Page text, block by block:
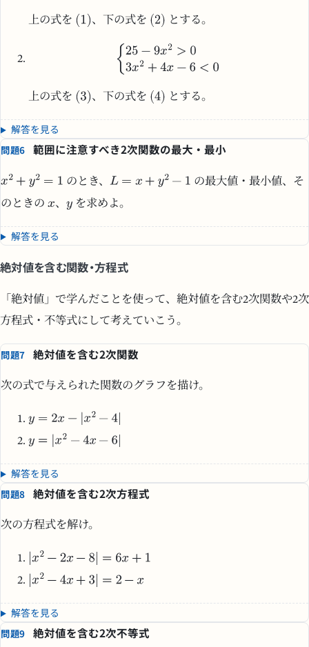
上の式を 、下の式を とする。
上の式を 、下の式を とする。
解答を見る
問題6
範囲に注意すべき2次関数の最大・最小
のとき、
の最大値・最小値、そ
のときの
、 を求めよ。
解答を見る
絶対値を含む関数・方程式
「絶対値」で学んだことを使って、絶対値を含む2次関数や2次
方程式・不等式にして考えていこう。
問題7 絶対値を含む2次関数
次の式で与えられた関数のグラフを描け。
解答を見る
問題8
絶対値を含む2次方程式
次の方程式を解け。
解答を見る
問題9
絶対値を含む2次不等式